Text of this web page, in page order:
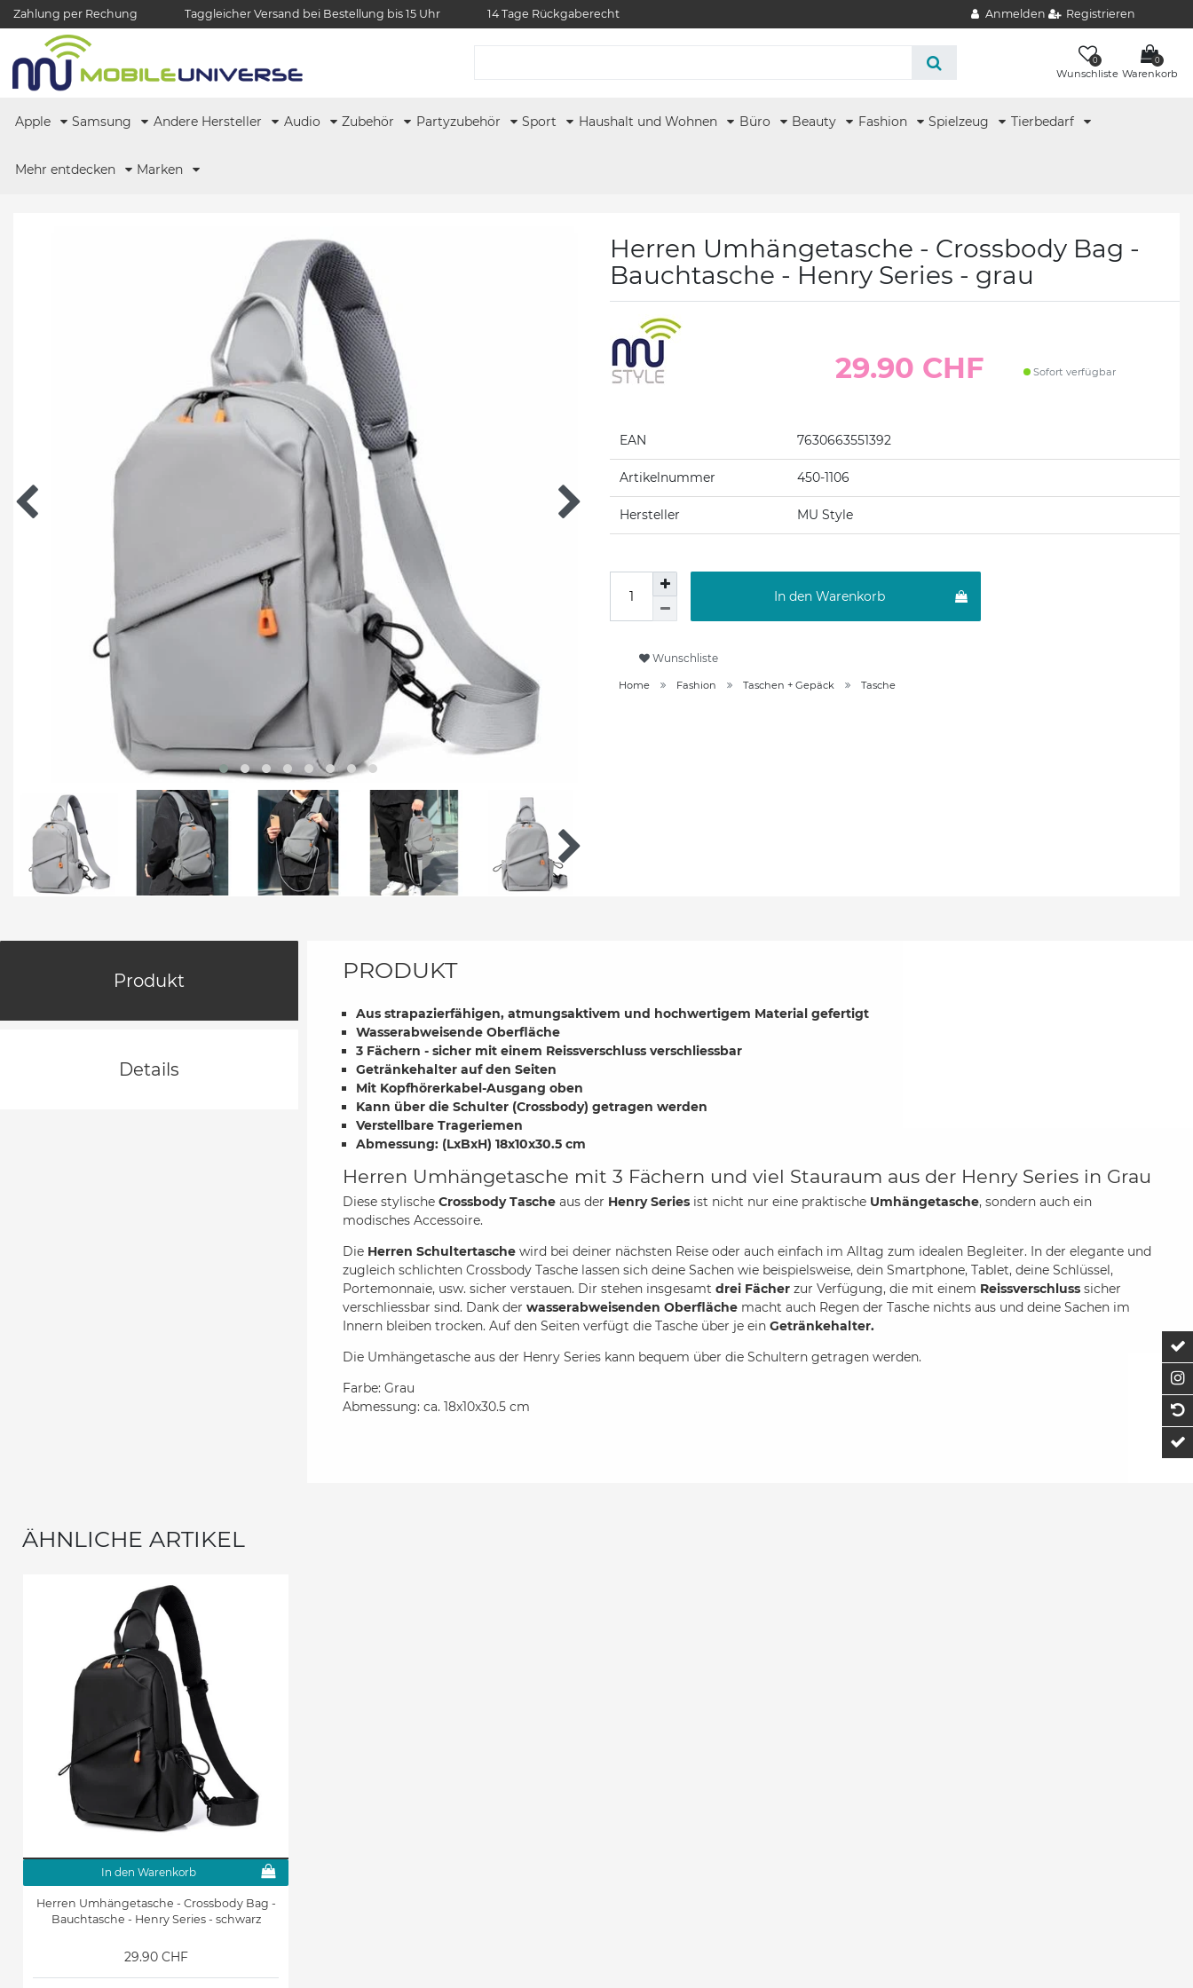
Zahlung per Rechung Taggleicher Versand bei Bestellung bis 15 Uhr 14 Tage Rückgaberecht Anmelden Registrieren
0
Wunschliste
0
Warenkorb
Apple Samsung Andere Hersteller Audio Zubehör Partyzubehör Sport Haushalt und Wohnen Büro Beauty Fashion Spielzeug Tierbedarf
Mehr entdecken Marken
Herren Umhängetasche - Crossbody Bag -
Bauchtasche - Henry Series - grau
29.90 CHF Sofort verfügbar
EAN 7630663551392
Artikelnummer 450-1106
Hersteller MU Style
In den Warenkorb
Wunschliste
Home Fashion Taschen + Gepäck Tasche
Produkt
Details
PRODUKT
Aus strapazierfähigen, atmungsaktivem und hochwertigem Material gefertigt
Wasserabweisende Oberfläche
3 Fächern - sicher mit einem Reissverschluss verschliessbar
Getränkehalter auf den Seiten
Mit Kopfhörerkabel-Ausgang oben
Kann über die Schulter (Crossbody) getragen werden
Verstellbare Trageriemen
Abmessung: (LxBxH) 18x10x30.5 cm
Herren Umhängetasche mit 3 Fächern und viel Stauraum aus der Henry Series in Grau
Diese stylische Crossbody Tasche aus der Henry Series ist nicht nur eine praktische Umhängetasche, sondern auch ein
modisches Accessoire.
Die Herren Schultertasche wird bei deiner nächsten Reise oder auch einfach im Alltag zum idealen Begleiter. In der elegante und
zugleich schlichten Crossbody Tasche lassen sich deine Sachen wie beispielsweise, dein Smartphone, Tablet, deine Schlüssel,
Portemonnaie, usw. sicher verstauen. Dir stehen insgesamt drei Fächer zur Verfügung, die mit einem Reissverschluss sicher
verschliessbar sind. Dank der wasserabweisenden Oberfläche macht auch Regen der Tasche nichts aus und deine Sachen im
Innern bleiben trocken. Auf den Seiten verfügt die Tasche über je ein Getränkehalter.
Die Umhängetasche aus der Henry Series kann bequem über die Schultern getragen werden.
Farbe: Grau
Abmessung: ca. 18x10x30.5 cm
ÄHNLICHE ARTIKEL
In den Warenkorb
Herren Umhängetasche - Crossbody Bag -
Bauchtasche - Henry Series - schwarz
29.90 CHF